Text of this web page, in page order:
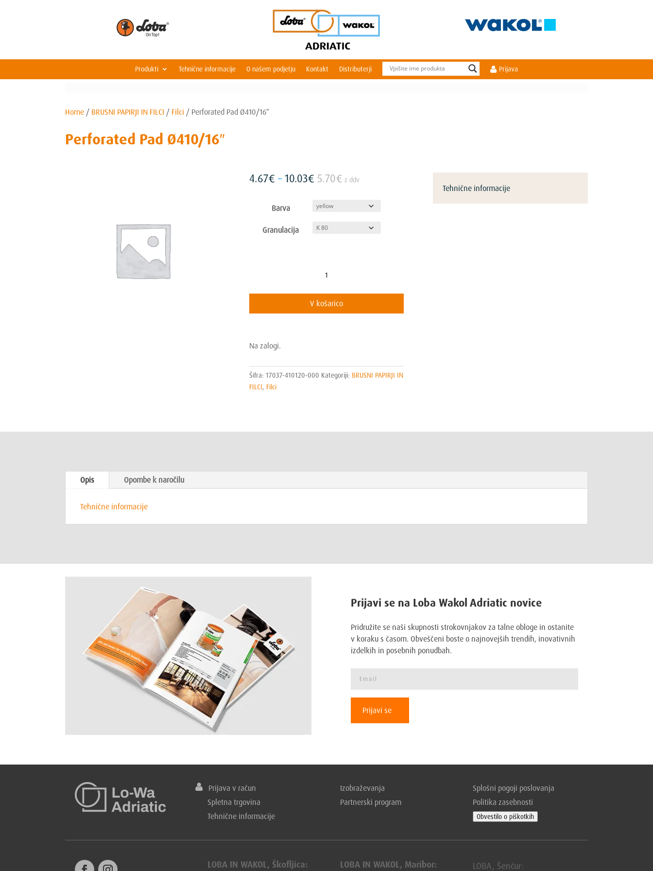
Produkti Tehnične informacije O našem podjetju Kontakt Distributerji Prijava
Home / BRUSNI PAPIRJI IN FILCI / Filci / Perforated Pad Ø410/16″
Perforated Pad Ø410/16″
4.67€ – 10.03€Cenovni
od
4.67€
do
5.70€ z ddv
Barva
Granulacija
Ø410/16"
V košarico
Na zalogi.
Šifra: 17037-410120-000 Kategoriji: BRUSNI PAPIRJI IN
FILCI, Filci
Tehnične informacije
Opis Opombe k naročilu
Tehnične informacije
Prijavi se na Loba Wakol Adriatic novice
Pridružite se naši skupnosti strokovnjakov za talne obloge in ostanite
v koraku s časom. Obveščeni boste o najnovejših trendih, inovativnih
izdelkih in posebnih ponudbah.
Prijavi se
Prijava v račun
Spletna trgovina
Tehnične informacije
Izobraževanja
Partnerski program
Splošni pogoji poslovanja
Politika zasebnosti
Obvestilo o piškotkih
LOBA IN WAKOL, Škofljica: LOBA IN WAKOL, Maribor: LOBA, Šenčur: